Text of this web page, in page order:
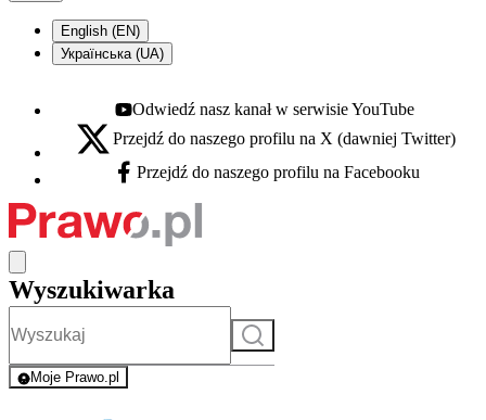
English (EN)
Українська (UA)
Youtube - otwiera się w nowej karcie
Odwiedź nasz kanał w serwisie YouTube
X - otwiera się w nowej karcie
Przejdź do naszego profilu na X (dawniej Twitter)
Facebook - otwiera się w nowej karcie
Przejdź do naszego profilu na Facebooku
Wyszukiwarka
Szukaj
Moje Prawo.pl
- rejestracja i logowanie do serwisu